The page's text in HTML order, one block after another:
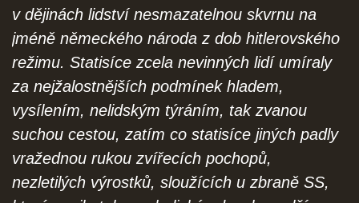
v dějinách lidství nesmazatelnou skvrnu na
jméně německého národa z dob hitlerovského
režimu. Statisíce zcela nevinných lidí umíraly
za nejžalostnějších podmínek hladem,
vysílením, nelidským týráním, tak zvanou
suchou cestou, zatím co statisíce jiných padly
vražednou rukou zvířecích pochopů,
nezletilých výrostků, sloužících u zbraně SS,